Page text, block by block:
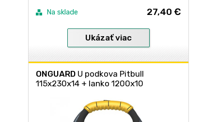
Na sklade 27,40 €
Ukázať viac
ONGUARD U podkova Pitbull
115x230x14 + lanko 1200x10